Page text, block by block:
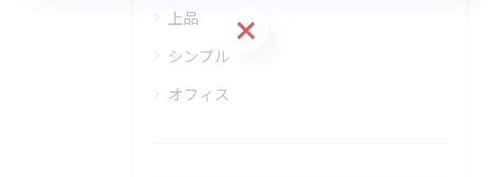
上品
シンプル
オフィス
ご予約はこちら